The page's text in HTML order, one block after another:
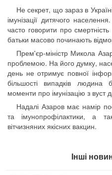
Не секрет, що зараз в
імунізації дитячого
часто говорити про смертність
батьки масово починають
Прем'єр-міністр Микола
проблемою. На його думку,
день не отримує повної
більшості випадків людина
моменти про імунізацію з вуст
Надалі Азаров має намір
та імунопрофілактики, а
вітчизняних якісних вакцин.
Інші